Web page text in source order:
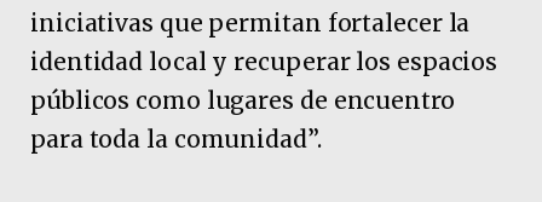
iniciativas que permitan fortalecer la
identidad local y recuperar los espacios
públicos como lugares de encuentro
para toda la comunidad”.